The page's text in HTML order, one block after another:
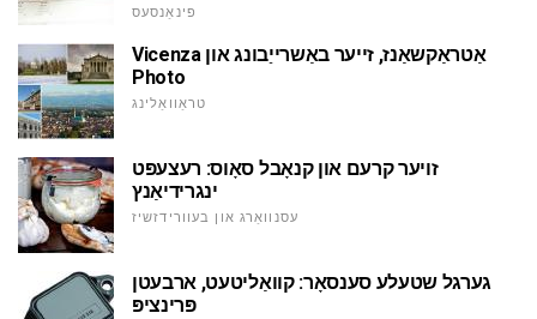
פינאַנסעס
Vicenza אַטראַקשאַנז, זייער באַשרייַבונג און
Photo
טראַוואַלינג
זויער קרעם און קנאָבל סאָוס: רעצעפּט
ינגרידיאַנץ
עסנוואַרג און בעוורידזשיז
גערגל שטעלע סענסאָר: קוואַליטעט, ארבעטן
פּרינציפּ